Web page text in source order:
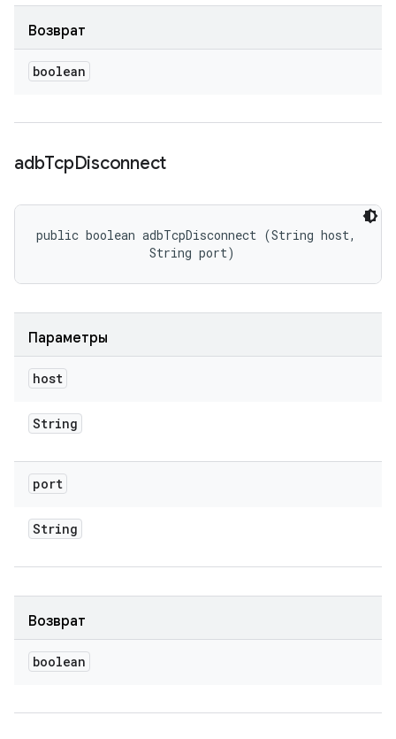
Возврат
boolean
adbTcpDisconnect
public boolean adbTcpDisconnect (String host,
                String port)
Параметры
host
String
port
String
Возврат
boolean